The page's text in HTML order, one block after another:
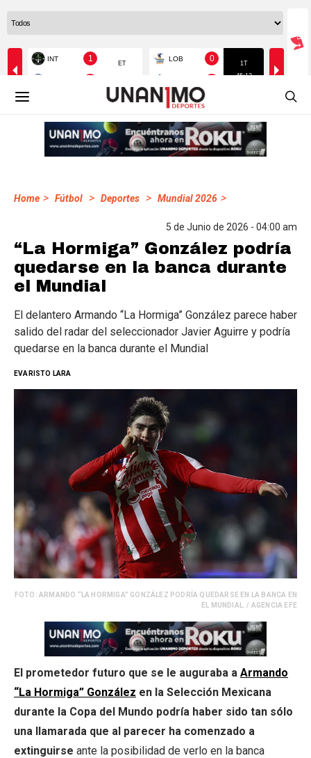
Home > Fútbol > Deportes > Mundial 2026 >
5 de Junio de 2026 - 04:00 am
“La Hormiga” González podría
quedarse en la banca durante
el Mundial
El delantero Armando “La Hormiga” González parece haber
salido del radar del seleccionador Javier Aguirre y podría
quedarse en la banca durante el Mundial
EVARISTO LARA
FOTO: ARMANDO “LA HORMIGA” GONZÁLEZ PODRÍA QUEDARSE EN LA BANCA EN
EL MUNDIAL. / AGENCIA EFE
El prometedor futuro que se le auguraba a Armando
“La Hormiga” González en la Selección Mexicana
durante la Copa del Mundo podría haber sido tan sólo
una llamarada que al parecer ha comenzado a
extinguirse ante la posibilidad de verlo en la banca